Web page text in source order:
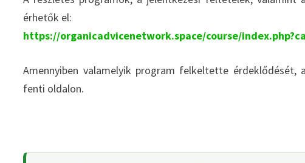
érhetők el:
https://organicadvicenetwork.space/course/
Amennyiben valamelyik program felkeltette
fenti oldalon.